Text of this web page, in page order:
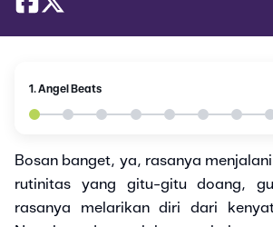
1. Angel Beats
Bosan banget, ya, rasanya
rutinitas yang gitu-gitu doang,
rasanya melarikan diri dari